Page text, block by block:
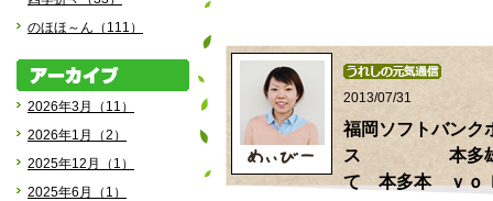
のほほ～ん（111）
2026年3月（11）
2026年1月（2）
2025年12月（1）
2025年6月（1）
2013/07/31
福岡ソフトバンク
ス 本多雄一
て 本多本 ｖｏ